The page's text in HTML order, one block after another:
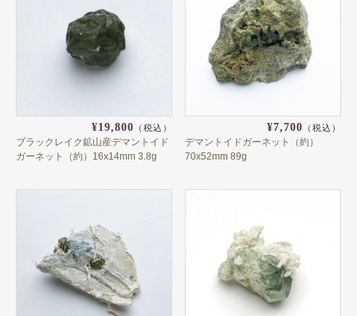
ミャンマー
モザンビーク
ロシア
ガーネットの形で選ぶ
トリリアント
ペアシェイプ
¥19,800 （税込）
ブラックレイク鉱山産デマントイド
ガーネット（約）16x14mm 3.8g
¥7,700 （税込）
デマントイドガーネット（約）
70x52mm 89g